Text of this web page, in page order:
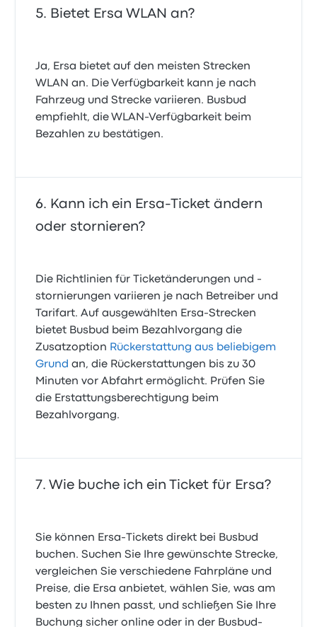
Bietet Ersa WLAN an?
Ja, Ersa bietet auf den meisten Strecken
WLAN an. Die Verfügbarkeit kann je nach
Fahrzeug und Strecke variieren. Busbud
empfiehlt, die WLAN-Verfügbarkeit beim
Bezahlen zu bestätigen.
Kann ich ein Ersa-Ticket ändern
oder stornieren?
Die Richtlinien für Ticketänderungen und -
stornierungen variieren je nach Betreiber und
Tarifart. Auf ausgewählten Ersa-Strecken
bietet Busbud beim Bezahlvorgang die
Zusatzoption Rückerstattung aus beliebigem
Grund an, die Rückerstattungen bis zu 30
Minuten vor Abfahrt ermöglicht. Prüfen Sie
die Erstattungsberechtigung beim
Bezahlvorgang.
Wie buche ich ein Ticket für Ersa?
Sie können Ersa-Tickets direkt bei Busbud
buchen. Suchen Sie Ihre gewünschte Strecke,
vergleichen Sie verschiedene Fahrpläne und
Preise, die Ersa anbietet, wählen Sie, was am
besten zu Ihnen passt, und schließen Sie Ihre
Buchung sicher online oder in der Busbud-